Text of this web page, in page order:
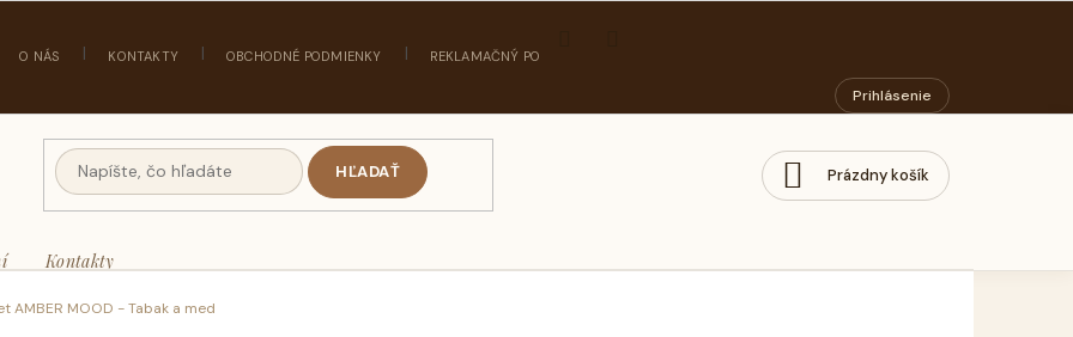
O NÁS KONTAKTY OBCHODNÉ PODMIENKY REKLAMAČNÝ PORIADOK
Prihlásenie
HĽADAŤ
NÁKUPNÝ
Prázdny košík
Kontakty
AMBER MOOD - Tabak a med